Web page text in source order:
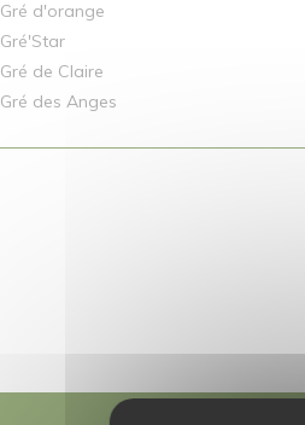
Gré d'orange
Gré'Star
Gré de Claire
Gré des Anges